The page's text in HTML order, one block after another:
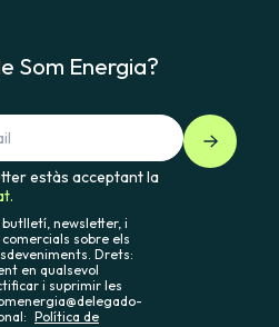
Som Energia?
estàs acceptant la
newsletter, i
sobre els
Drets:
en qualsevol
i suprimir les
Política de